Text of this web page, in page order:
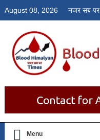
August 08, 2026 नजर सब पर
Menu